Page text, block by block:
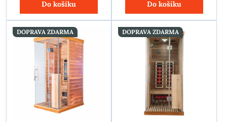
Do košíku Do košíku
DOPRAVA ZDARMA DOPRAVA ZDARMA